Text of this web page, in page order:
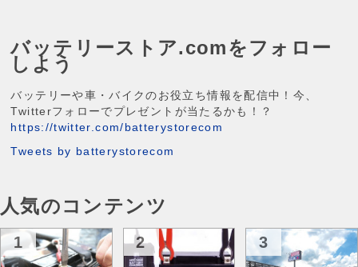
バッテリーストア.comをフォロー
しよう
バッテリーや車・バイクのお役立ち情報を配信中！今、
Twitterフォローでプレゼントが当たるかも！？
https://twitter.com/batterystorecom
Tweets by batterystorecom
人気のコンテンツ
1 2 3